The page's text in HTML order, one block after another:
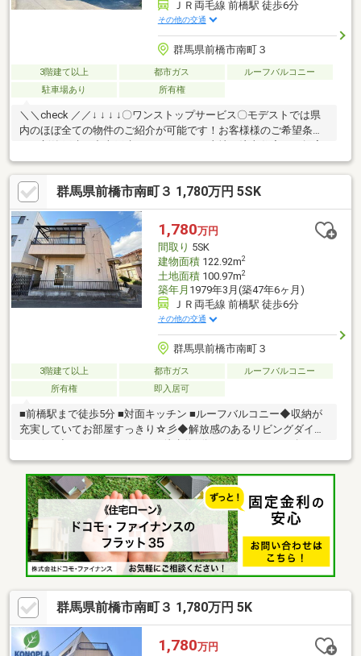
ＪＲ両毛線 前橋駅 徒歩6分
その他の交通
群馬県前橋市南町３
3階建て以上 都市ガス
ルーフバルコニー
駐車場あり
所有権
＼＼check ／／↓ ↓ ↓ ↓〇ワンストップサービス〇モデストでは県
内のほぼ全ての物件のご紹介が可能です！お客様様のご希望条件
が可能！〇ローン実績多数〇・他社で住宅ローンの融資を断られ
た・カードや車のローンがある・年収が少ない・勤続が短い・派
遣、契約社員の方等ローン実績多数ございます！お問い合わせは
青いバナーから♪ご見学予約は0120-302-082【通話無料】まで！
群馬県前橋市南町３ 1,780万円 5SK
1,780万円
間取り 5SK
建物面積122.92m2
土地面積100.97m2
築年月 1979年3月(築47年6ヶ月)
ＪＲ両毛線 前橋駅 徒歩6分
その他の交通
群馬県前橋市南町３
3階建て以上 都市ガス
ルーフバルコニー
所有権
即入居可
■前橋駅まで徒歩5分 ■対面キッチン ■ルーフバルコニー◆収納が
充実していてお部屋すっきり☆彡◆解放感のあるリビングダイニ
は、コアライブにご相談ください！■自己資金０円から住宅購入
できます!■他社様でご紹介されている物件も一緒にご提案できま
す。■他社様や過去にローンお断りされた方。ローンに自信あり
ます。■平日のご見学希望大歓迎です。ご見学予約は0120-919-
727【通話料無料】までお気軽にお電話ください。スマートフォ
ンの方は青いバナーより、お問い合わせいただけます。
群馬県前橋市南町３ 1,780万円 5K
1,780万円